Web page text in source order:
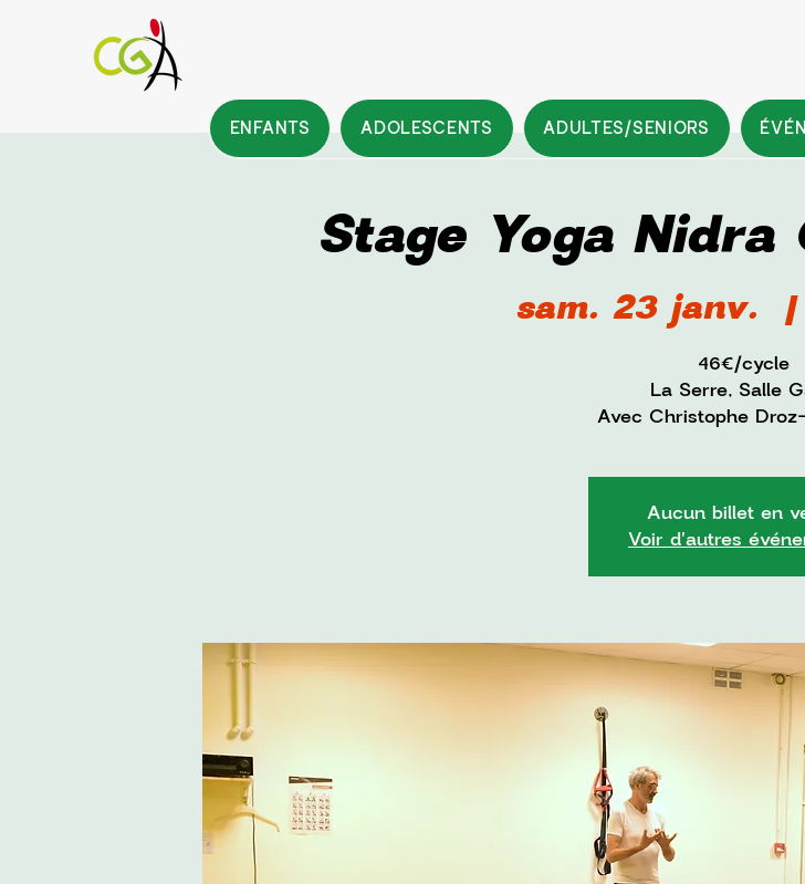
ENFANTS
ADOLESCENTS ADULTES/SENIORS
Stage Yoga
sam. 23 janv.
  |
46€/cycle
La Serre, Salle
Avec Christophe
Aucun billet en
Voir d'autres